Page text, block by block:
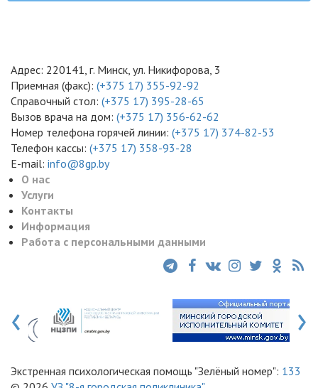
Адрес: 220141, г. Минск, ул. Никифорова, 3
Приемная (факс): (+375 17) 355-92-92
Справочный стол: (+375 17) 395-28-65
Вызов врача на дом: (+375 17) 356-62-62
Номер телефона горячей линии: (+375 17) 374-82-53
Телефон кассы: (+375 17) 358-93-28
E-mail: info@8gp.by
О нас
Услуги
Контакты
Информация
Работа с персональными данными
‹ ›
Экстренная психологическая помощь "Зелёный номер": 133